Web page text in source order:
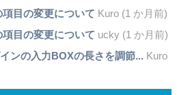
目の変更について Kuro (1 か月前)
目の変更について ucky (1 か月前)
ンの入力BOXの長さを調節... Kuro